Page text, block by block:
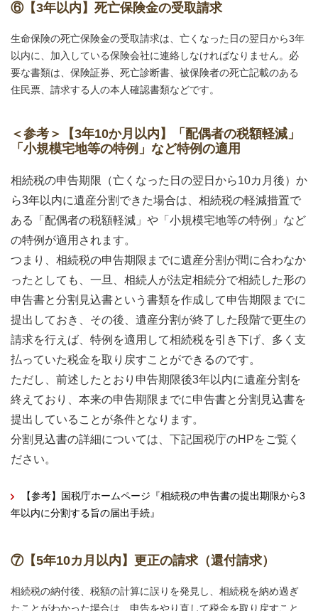
⑥【3年以内】死亡保険金の受取請求
生命保険の死亡保険金の受取請求は、亡くなった日の翌日から3年
以内に、加入している保険会社に連絡しなければなりません。必
要な書類は、保険証券、死亡診断書、被保険者の死亡記載のある
住民票、請求する人の本人確認書類などです。
＜参考＞【3年10か月以内】「配偶者の税額軽減」
「小規模宅地等の特例」など特例の適用
相続税の申告期限（亡くなった日の翌日から10カ月後）か
ら3年以内に遺産分割できた場合は、相続税の軽減措置で
ある「配偶者の税額軽減」や「小規模宅地等の特例」など
の特例が適用されます。
つまり、相続税の申告期限までに遺産分割が間に合わなか
ったとしても、一旦、相続人が法定相続分で相続した形の
申告書と分割見込書という書類を作成して申告期限までに
提出しておき、その後、遺産分割が終了した段階で更生の
請求を行えば、特例を適用して相続税を引き下げ、多く支
払っていた税金を取り戻すことができるのです。
ただし、前述したとおり申告期限後3年以内に遺産分割を
終えており、本来の申告期限までに申告書と分割見込書を
提出していることが条件となります。
分割見込書の詳細については、下記国税庁のHPをご覧く
ださい。
【参考】国税庁ホームページ『相続税の申告書の提出期限から3
年以内に分割する旨の届出手続』
⑦【5年10カ月以内】更正の請求（還付請求）
相続税の納付後、税額の計算に誤りを発見し、相続税を納め過ぎ
たことがわかった場合は、申告をやり直して税金を取り戻すこと